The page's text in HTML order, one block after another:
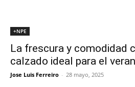
+NPE
La frescura y comodidad
calzado ideal para el
Jose Luis Ferreiro - 28 mayo, 2025